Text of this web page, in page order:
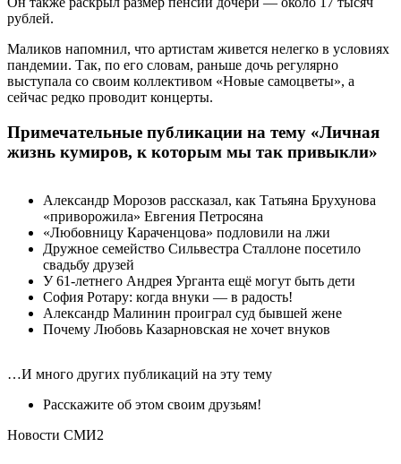
рублей.
Маликов напомнил, что артистам живется нелегко в условиях
пандемии. Так, по его словам, раньше дочь регулярно
выступала со своим коллективом «Новые самоцветы», а
сейчас редко проводит концерты.
Примечательные публикации на тему «Личная
жизнь кумиров, к которым мы так привыкли»
Александр Морозов рассказал, как Татьяна Брухунова
«приворожила» Евгения Петросяна
«Любовницу Караченцова» подловили на лжи
Дружное семейство Сильвестра Сталлоне посетило
свадьбу друзей
У 61-летнего Андрея Урганта ещё могут быть дети
София Ротару: когда внуки — в радость!
Александр Малинин проиграл суд бывшей жене
Почему Любовь Казарновская не хочет внуков
…И много других публикаций на эту тему
Расскажите об этом своим друзьям!
Новости СМИ2